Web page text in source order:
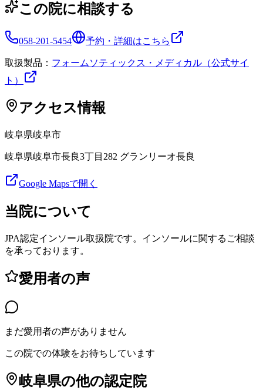
この院に相談する
058-201-5454 予約・詳細はこちら
取扱製品： フォームソティックス・メディカル（公式サイ
ト）
アクセス情報
岐阜県岐阜市
岐阜県岐阜市長良3丁目282 グランリーオ長良
Google Mapsで開く
当院について
JPA認定インソール取扱院です。インソールに関するご相談
を承っております。
愛用者の声
まだ愛用者の声がありません
この院での体験をお待ちしています
岐阜県の他の認定院